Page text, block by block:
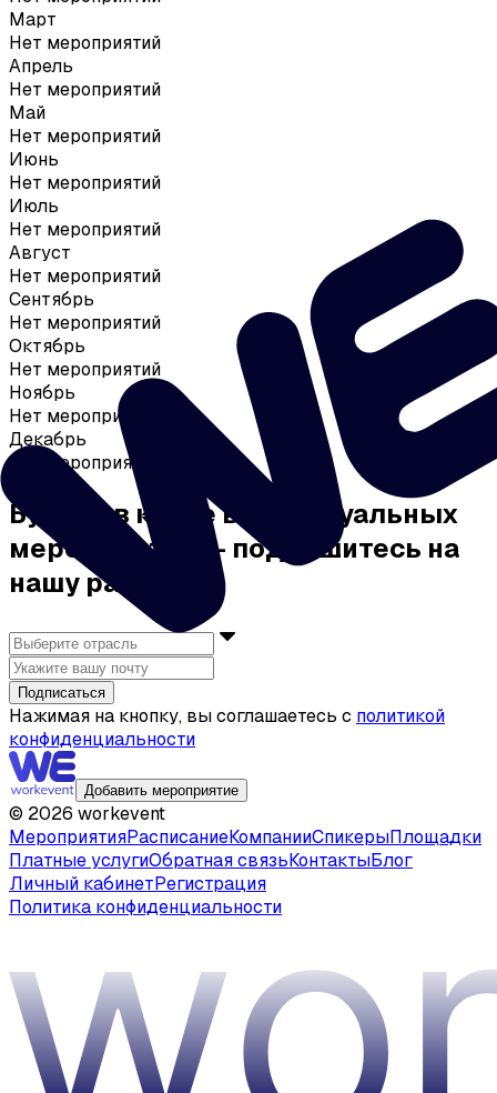
Март
Нет мероприятий
Апрель
Нет мероприятий
Май
Нет мероприятий
Июнь
Нет мероприятий
Июль
Нет мероприятий
Август
Нет мероприятий
Сентябрь
Нет мероприятий
Октябрь
Нет мероприятий
Ноябрь
Нет мероприятий
Декабрь
Нет мероприятий
Будьте в курсе всех актуальных
мероприятий — подпишитесь на
нашу рассылку
Подписаться
Нажимая на кнопку, вы соглашаетесь с политикой
конфиденциальности
Добавить мероприятие
© 2026 workevent
МероприятияРасписаниеКомпанииСпикерыПлощадки
Платные услугиОбратная связьКонтактыБлог
Личный кабинетРегистрация
Политика конфиденциальности